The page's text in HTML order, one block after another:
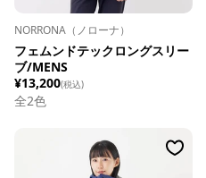
NORRONA（ノローナ）
フェムンドテックロングスリー
ブ/MENS
¥13,200(税込)
全2色